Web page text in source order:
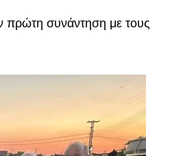
πρώτη συνάντηση με τους